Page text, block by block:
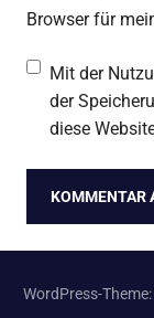
Browser für
Mit der
der
diese
WordPress-